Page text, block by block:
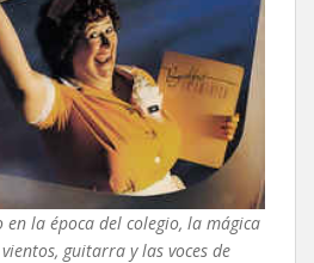
la época del colegio, la mágica
guitarra y las voces de